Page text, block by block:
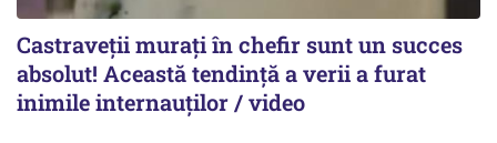
Castraveții murați în chefir sunt un succes
absolut! Această tendință a verii a furat
inimile internauților / video